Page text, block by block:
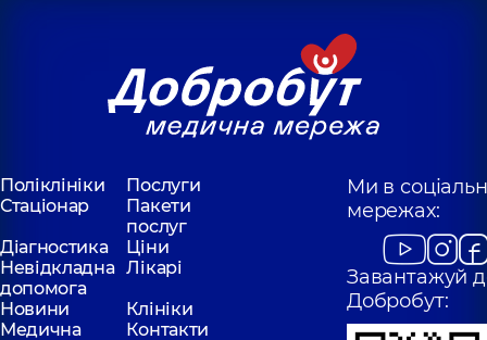
Поліклініки
Послуги
Стаціонар
Пакети
послуг
Діагностика
Ціни
Невідкладна
допомога
Лікарі
Новини
Клініки
Медична
Контакти
Ми в
мережах:
Завантажуй
Добробут: